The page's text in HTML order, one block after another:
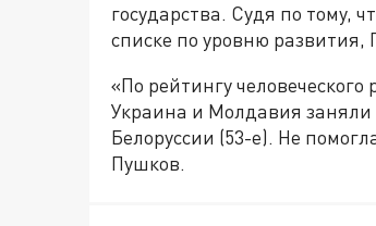
государства. Судя по тому,
списке по уровню развития,
«По рейтингу
Украина и Молдавия заняли
Белоруссии (53-е). Не
Пушков.